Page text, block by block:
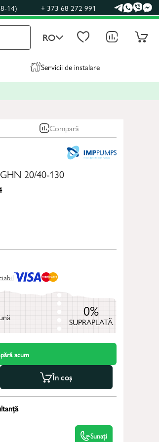
14) + 373 68 272 991
RO
Servicii de instalare
Compară
20/40-130
0%
SUPRAPLATĂ
acum
În coș
Sunați